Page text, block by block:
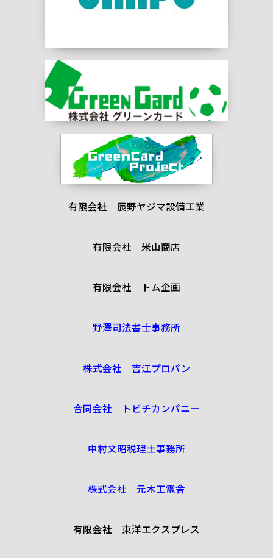
有限会社 辰野ヤジマ設備工業
有限会社 米山商店
有限会社 トム企画
野澤司法書士事務所
株式会社 吉江プロパン
合同会社 トビチカンパニー
中村文昭税理士事務所
株式会社 元木工電舎
有限会社 東洋エクスプレス